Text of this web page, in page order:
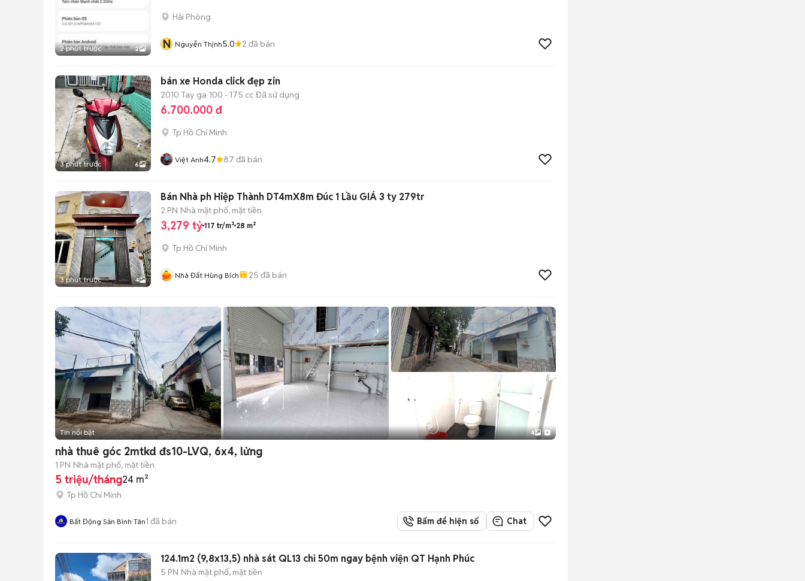
2 phút trước 2
Hải Phòng
N Nguyễn Thịnh5.0 2 đã bán
3 phút trước 6
bán xe Honda click đẹp zin
2010 Tay ga 100 - 175 cc Đã sử dụng
6.700.000 đ
Tp Hồ Chí Minh
Việt Anh4.7 87 đã bán
3 phút trước 4
Bán Nhà ph Hiệp Thành DT4mX8m Đúc 1 Lầu GIÁ 3 ty 279tr
2 PN Nhà mặt phố, mặt tiền
3,279 tỷ 117 tr/m² 28 m²
Tp Hồ Chí Minh
Nhà Đất Hùng Bích 25 đã bán
Tin nổi bật 4
nhà thuê góc 2mtkd đs10-LVQ, 6x4, lửng
1 PN Nhà mặt phố, mặt tiền
5 triệu/tháng24 m²
Tp Hồ Chí Minh
Bất Động Sản Bình Tân1 đã bán Bấm để hiện số Chat
124.1m2 (9,8x13,5) nhà sát QL13 chỉ 50m ngay bệnh viện QT Hạnh Phúc
5 PN Nhà mặt phố, mặt tiền